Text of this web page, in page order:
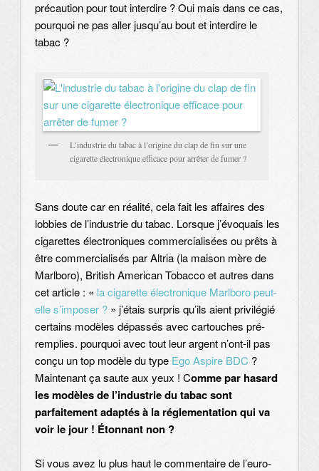
précaution pour tout interdire ? Oui mais dans ce cas,
pourquoi ne pas aller jusqu’au bout et interdire le
tabac ?
L’industrie du tabac à l’origine du clap de fin sur une
cigarette électronique efficace pour arrêter de fumer ?
Sans doute car en réalité, cela fait les affaires des
lobbies de l’industrie du tabac. Lorsque j’évoquais les
cigarettes électroniques commercialisées ou prêts à
être commercialisés par Altria (la maison mère de
Marlboro), British American Tobacco et autres dans
cet article : « la cigarette électronique Marlboro peut-
elle s’imposer ? » j’étais surpris qu’ils aient privilégié
certains modèles dépassés avec cartouches pré-
remplies. pourquoi avec tout leur argent n’ont-il pas
conçu un top modèle du type Ego Aspire BDC ?
Maintenant ça saute aux yeux ! Comme par hasard
les modèles de l’industrie du tabac sont
parfaitement adaptés à la réglementation qui va
voir le jour ! Étonnant non ?
Si vous avez lu plus haut le commentaire de l’euro-